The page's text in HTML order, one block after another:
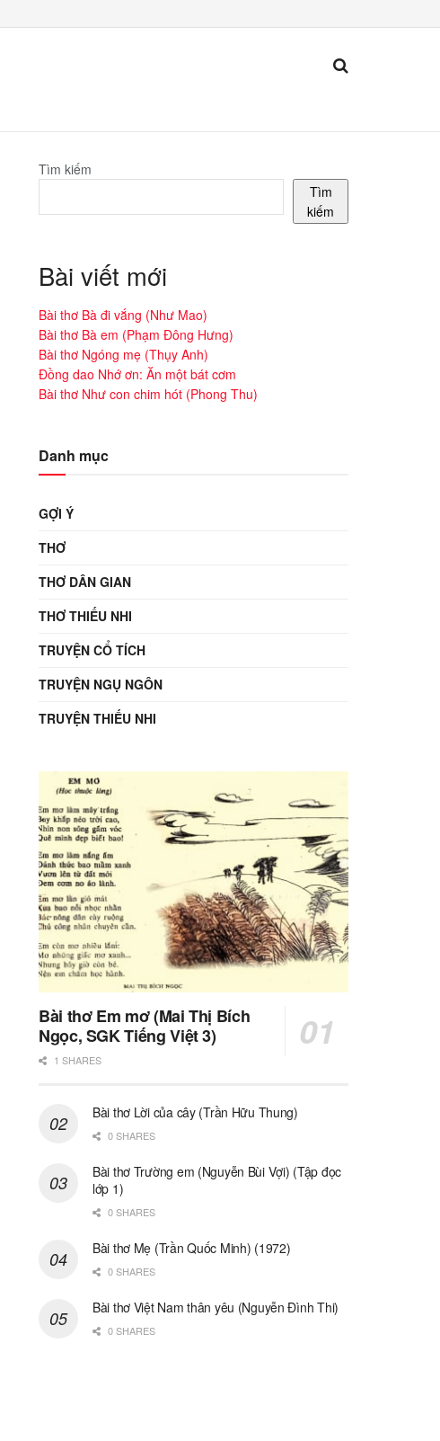
Tìm kiếm
Tìm
kiếm
Bài viết mới
Bài thơ Bà đi vắng (Như Mao)
Bài thơ Bà em (Phạm Đông Hưng)
Bài thơ Ngóng mẹ (Thụy Anh)
Đồng dao Nhớ ơn: Ăn một bát cơm
Bài thơ Như con chim hót (Phong Thu)
Danh mục
GỢI Ý
THƠ
THƠ DÂN GIAN
THƠ THIẾU NHI
TRUYỆN CỔ TÍCH
TRUYỆN NGỤ NGÔN
TRUYỆN THIẾU NHI
Bài thơ Em mơ (Mai Thị Bích
Ngọc, SGK Tiếng Việt 3)
1 SHARES
Bài thơ Lời của cây (Trần Hữu Thung)
0 SHARES
Bài thơ Trường em (Nguyễn Bùi Vợi) (Tập đọc
lớp 1)
0 SHARES
Bài thơ Mẹ (Trần Quốc Minh) (1972)
0 SHARES
Bài thơ Việt Nam thân yêu (Nguyễn Đình Thi)
0 SHARES